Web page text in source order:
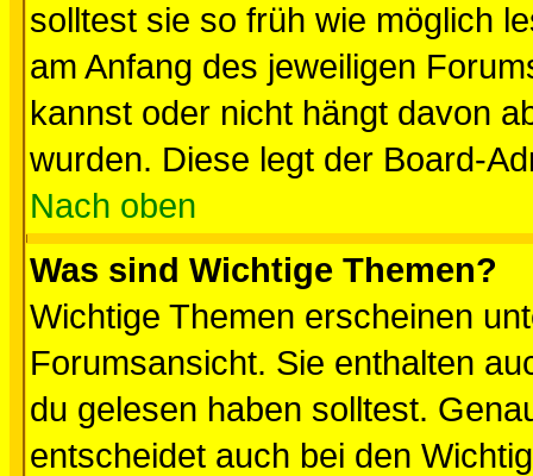
solltest sie so früh wie möglich
am Anfang des jeweiligen
kannst oder nicht hängt davon
wurden. Diese legt der Board-
Nach oben
Was sind Wichtige Themen?
Wichtige Themen erscheinen
Forumsansicht. Sie enthalten
du gelesen haben solltest.
entscheidet auch bei den